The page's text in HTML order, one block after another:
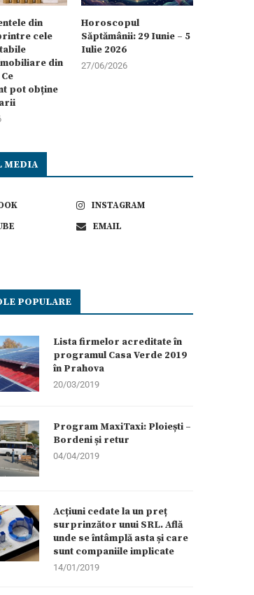
din
cele
din
pot obține
Horoscopul
Săptămânii: 29 Iunie – 5
Iulie 2026
27/06/2026
MEDIA
INSTAGRAM
EMAIL
POPULARE
Lista firmelor acreditate în
programul Casa Verde 2019
în Prahova
20/03/2019
Program MaxiTaxi: Ploiești –
Bordeni și retur
04/04/2019
Acțiuni cedate la un preț
surprinzător unui SRL. Află
unde se întâmplă asta și care
sunt companiile implicate
14/01/2019